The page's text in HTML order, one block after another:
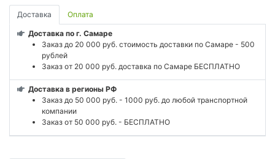
Доставка Оплата
Доставка по г. Самаре
Заказ до 20 000 руб. стоимость доставки по Самаре - 500
рублей
Заказ от 20 000 руб. доставка по Самаре БЕСПЛАТНО
Доставка в регионы РФ
Заказ до 50 000 руб. - 1000 руб. до любой транспортной
компании
Заказ от 50 000 руб. - БЕСПЛАТНО